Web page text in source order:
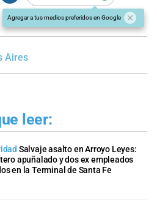
Agregar a tus medios preferidos en Google
Aires
leer:
Salvaje asalto en Arroyo Leyes:
apuñalado y dos ex empleados
en la Terminal de Santa Fe